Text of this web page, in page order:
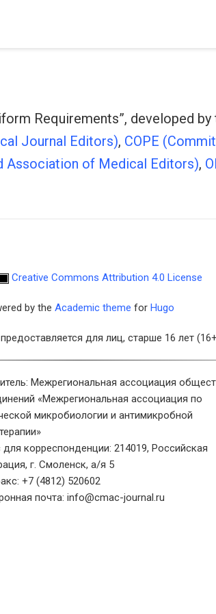
Requirements”, developed by
Journal Editors), COPE
Association of Medical Editors),
Creative Commons Attribution 4.0 License
by the Academic theme for Hugo
для лиц, старше 16 лет
Межрегиональная ассоциация
«Межрегиональная ассоциация по
микробиологии и антимикробной
корреспонденции: 214019, Российская
г. Смоленск, а/я 5
+7 (4812) 520602
почта: info@cmac-journal.ru